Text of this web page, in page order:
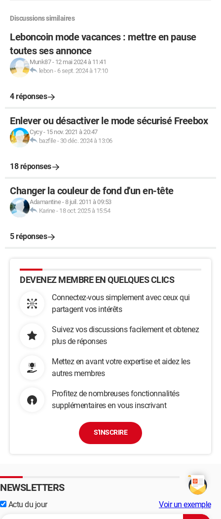
Discussions similaires
Leboncoin mode vacances : mettre en pause
toutes ses annonce
Munk87- 12 mai 2024 à 11:41
lebon- 6 sept. 2024 à 17:10
4 réponses
Enlever ou désactiver le mode sécurisé Freebox
Cycy- 15 nov. 2021 à 20:47
bazfile- 30 déc. 2024 à 13:06
18 réponses
Changer la couleur de fond d'un en-tête
Adamantine-8 juil. 2011 à 09:53
Karine- 18 oct. 2025 à 15:54
5 réponses
DEVENEZ MEMBRE EN QUELQUES CLICS
Connectez-vous simplement avec ceux qui
partagent vos intérêts
Suivez vos discussions facilement et obtenez
plus de réponses
Mettez en avant votre expertise et aidez les
autres membres
Profitez de nombreuses fonctionnalités
supplémentaires en vous inscrivant
S'INSCRIRE
NEWSLETTERS
Actu du jour Voir un exemple